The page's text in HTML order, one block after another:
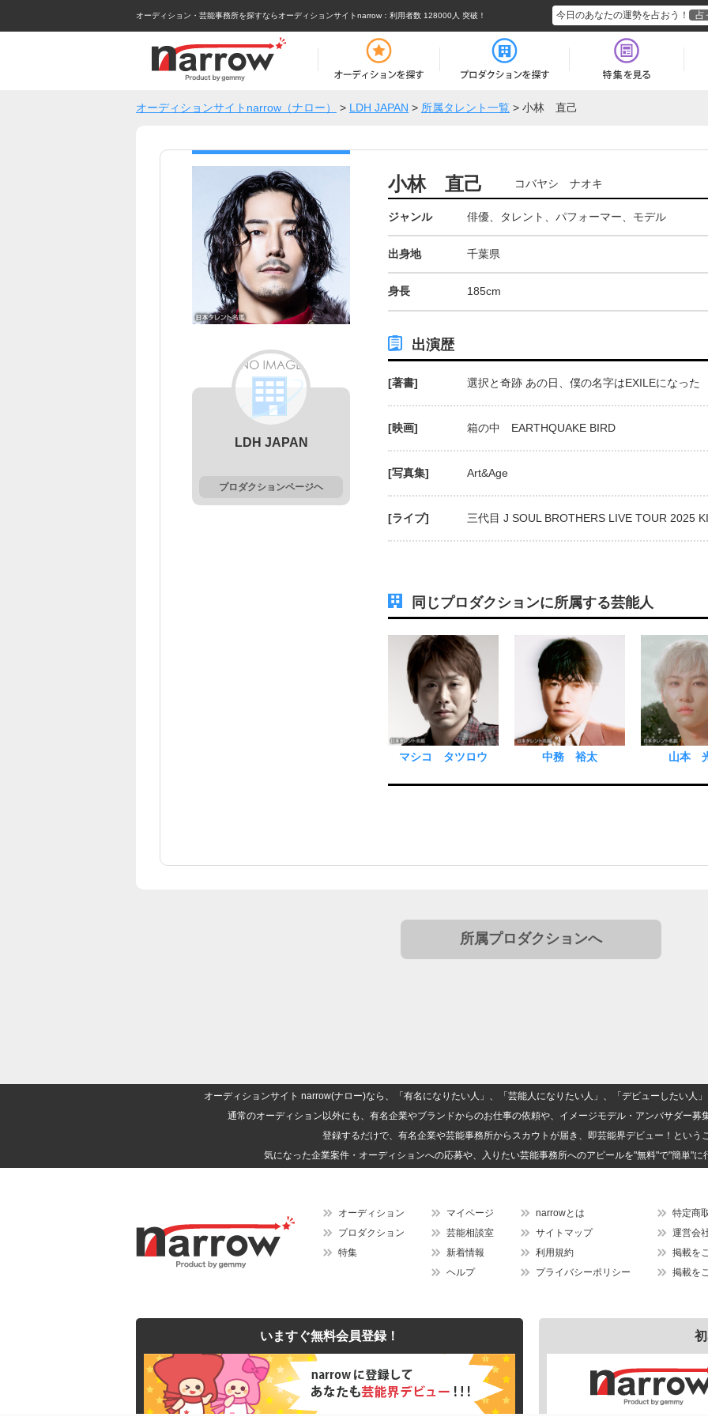
オーディション・芸能事務所を探すならオーディションサイトnarrow ：利用者数 128000人 突破！ 今日のあなたの運勢を占おう！ 占
オーディションサイトnarrow（ナロー） > LDH JAPAN > 所属タレント一覧 > 小林 直己
LDH JAPAN
プロダクションページヘ
小林 直己 コバヤシ ナオキ
ジャンル 俳優、タレント、パフォーマー、モデル
出身地 千葉県
身長 185cm
出演歴
[著書] 選択と奇跡 あの日、僕の名字はEXILEになった
[映画] 箱の中 EARTHQUAKE BIRD
[写真集] Art&Age
[ライブ] 三代目 J SOUL BROTHERS LIVE TOUR 2025
同じプロダクションに所属する芸能人
マシコ タツロウ 中務 裕太 山本
所属プロダクションへ
オーディションサイト narrow(ナロー)なら、「有名になりたい人」、「芸能人になりたい人」、「デビューしたい人
通常のオーディション以外にも、有名企業やブランドからのお仕事の依頼や、イメージモデル・アンバサダー募
登録するだけで、有名企業や芸能事務所からスカウトが届き、即芸能界デビュー！という
気になった企業案件・オーディションへの応募や、入りたい芸能事務所へのアピールを"無料"で"簡単"に
オーディション
プロダクション
特集
マイページ
芸能相談室
新着情報
ヘルプ
narrowとは
サイトマップ
利用規約
プライバシーポリシー
特定商
運営会
掲載を
掲載を
いますぐ無料会員登録！